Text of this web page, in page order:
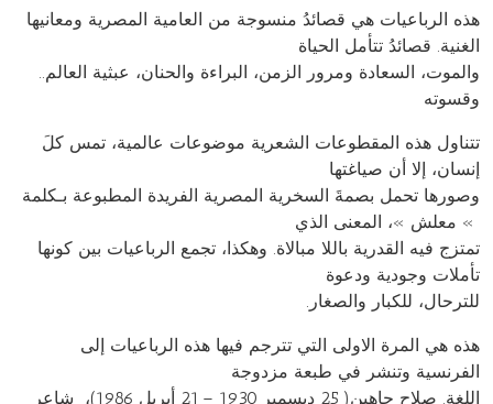
هذه الرباعيات هي قصائدُ منسوجة من العامية المصرية ومعانيها
الغنية. قصائدُ تتأمل الحياة
..والموت، السعادة ومرور الزمن، البراءة والحنان، عبثية العالم
وقسوته
تتناول هذه المقطوعات الشعرية موضوعات عالمية، تمس كلَ
إنسان، إلا أن صياغتها
وصورها تحمل بصمةَ السخرية المصرية الفريدة المطبوعة بـكلمة
» معلش »، المعنى الذي
تمتزج فيه القدرية باللا مبالاة. وهكذا، تجمع الرباعيات بين كونها
تأملات وجودية ودعوة
.للترحال، للكبار والصغار
هذه هي المرة الاولى التي تترجم فيها هذه الرباعيات إلى
الفرنسية وتنشر في طبعة مزدوجة
اللغة. صلاح چاهين( 25 ديسمبر 1930 – 21 أبريل 1986)، شاعر